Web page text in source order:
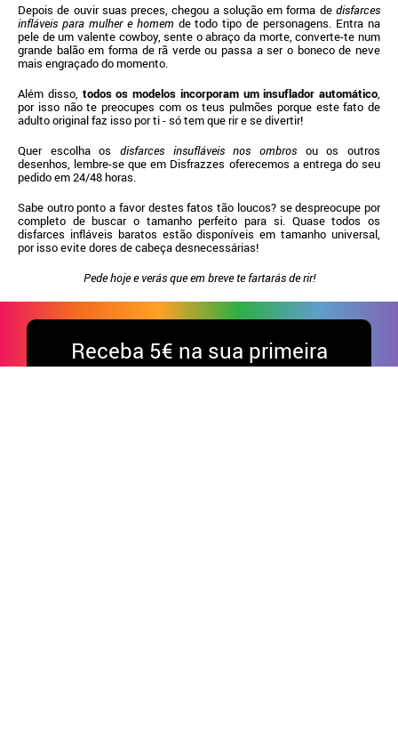
Depois de ouvir suas preces, chegou a solução em forma de disfarces
infláveis para mulher e homem de todo tipo de personagens. Entra na
pele de um valente cowboy, sente o abraço da morte, converte-te num
grande balão em forma de rã verde ou passa a ser o boneco de neve
mais engraçado do momento.
Além disso, todos os modelos incorporam um insuflador automático,
por isso não te preocupes com os teus pulmões porque este fato de
adulto original faz isso por ti - só tem que rir e se divertir!
Quer escolha os disfarces insufláveis nos ombros ou os outros
desenhos, lembre-se que em Disfrazzes oferecemos a entrega do seu
pedido em 24/48 horas.
Sabe outro ponto a favor destes fatos tão loucos? se despreocupe por
completo de buscar o tamanho perfeito para si. Quase todos os
disfarces infláveis baratos estão disponíveis em tamanho universal,
por isso evite dores de cabeça desnecessárias!
Pede hoje e verás que em breve te fartarás de rir!
Receba 5€ na sua primeira